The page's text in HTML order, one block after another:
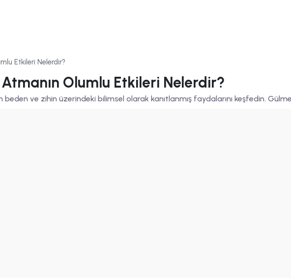
Etkileri Nelerdir?
Olumlu Etkileri Nelerdir?
beden ve zihin üzerindeki bilimsel olarak kanıtlanmış faydalarını keşfedin.